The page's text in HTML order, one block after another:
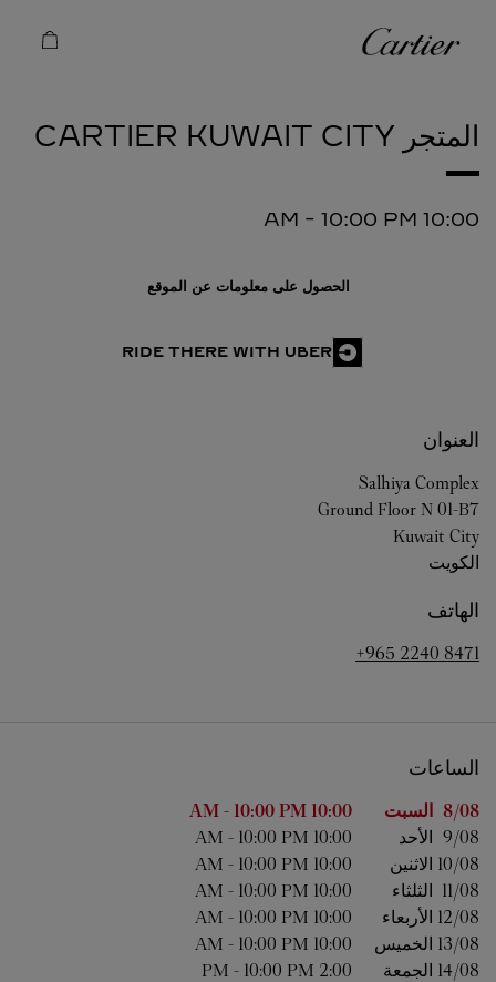
كارتييه
المتجر CARTIER KUWAIT CITY
10:00 AM
- 10:00 PM
الحصول على معلومات عن الموقع
RIDE THERE WITH UBER
العنوان
Salhiya Complex
Ground Floor N 01-B7
Kuwait City
الكويت
الهاتف
+965 2240 8471
الساعات
اليوم من الأسبوع الساعات 8/08 السبت 10:00 AM
- 10:00 PM
9/08 الأحد 10:00 AM
- 10:00 PM
10/08 الاثنين 10:00 AM
- 10:00 PM
11/08 الثلثاء 10:00 AM
- 10:00 PM
12/08 الأربعاء 10:00 AM
- 10:00 PM
13/08 الخميس 10:00 AM
- 10:00 PM
14/08 الجمعة 2:00 PM
- 10:00 PM